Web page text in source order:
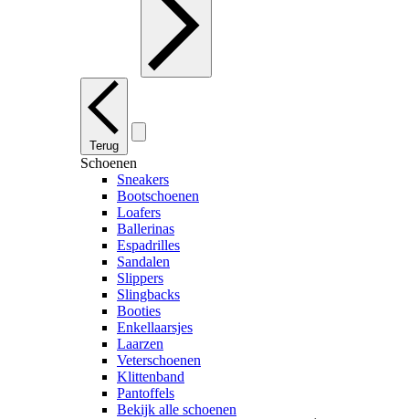
Terug
Schoenen
Sneakers
Bootschoenen
Loafers
Ballerinas
Espadrilles
Sandalen
Slippers
Slingbacks
Booties
Enkellaarsjes
Laarzen
Veterschoenen
Klittenband
Pantoffels
Bekijk alle schoenen